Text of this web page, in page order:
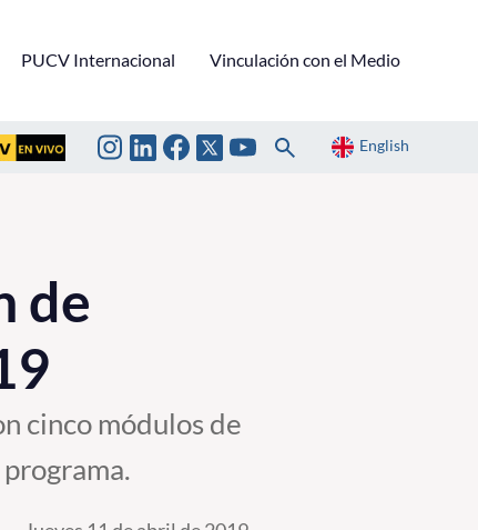
PUCV Internacional Vinculación con el Medio
English
de
cinco módulos de